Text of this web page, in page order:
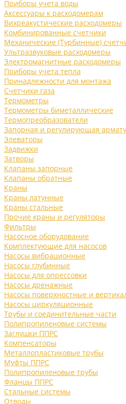
Приборы учета воды
Аксессуары к расходомерам
Вихреакустические расходомеры
Комбинированные счетчики
Механические (Турбинные)
Ультразвуковые расходомеры
Электромагнитные расходомеры
Приборы учета тепла
Принадлежности для монтажа
Счетчики газа
Термометры
Термометры биметаллические
Термопреобразователи
Запорная и регулирующая
Элеваторы
Задвижки
Затворы
Клапаны запорные
Клапаны обратные
Краны
Краны латунные
Краны стальные
Прочие краны и регуляторы
Фильтры
Насосное оборудование
Комплектующие для насосов
Насосы вибрационные
Насосы глубинные
Насосы для опрессовки
Насосы дренажные
Насосы поверхностные и
Насосы циркуляционные
Трубы и соединительные части
Полипропиленовые системы
Заглушки ППРС
Компенсаторы
Металлопластиковые трубы
Муфты ППРС
Полипропиленовые трубы
Фланцы ППРС
Стальные системы
Отводы